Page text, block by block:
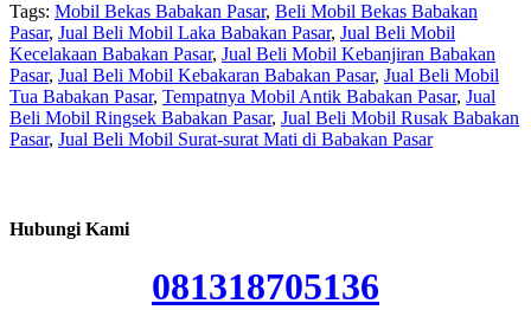
Tags: Mobil Bekas Babakan Pasar, Beli Mobil Bekas Babakan
Pasar, Jual Beli Mobil Laka Babakan Pasar, Jual Beli Mobil
Kecelakaan Babakan Pasar, Jual Beli Mobil Kebanjiran Babakan
Pasar, Jual Beli Mobil Kebakaran Babakan Pasar, Jual Beli Mobil
Tua Babakan Pasar, Tempatnya Mobil Antik Babakan Pasar, Jual
Beli Mobil Ringsek Babakan Pasar, Jual Beli Mobil Rusak Babakan
Pasar, Jual Beli Mobil Surat-surat Mati di Babakan Pasar
Hubungi Kami
081318705136